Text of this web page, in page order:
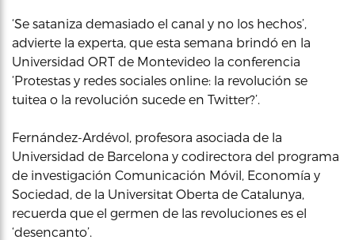
‘Se sataniza demasiado el canal y no los hechos’,
advierte la experta, que esta semana brindó en la
Universidad ORT de Montevideo la conferencia
‘Protestas y redes sociales online: la revolución se
tuitea o la revolución sucede en Twitter?’.
Fernández-Ardévol, profesora asociada de la
Universidad de Barcelona y codirectora del programa
de investigación Comunicación Móvil, Economía y
Sociedad, de la Universitat Oberta de Catalunya,
recuerda que el germen de las revoluciones es el
‘desencanto’.